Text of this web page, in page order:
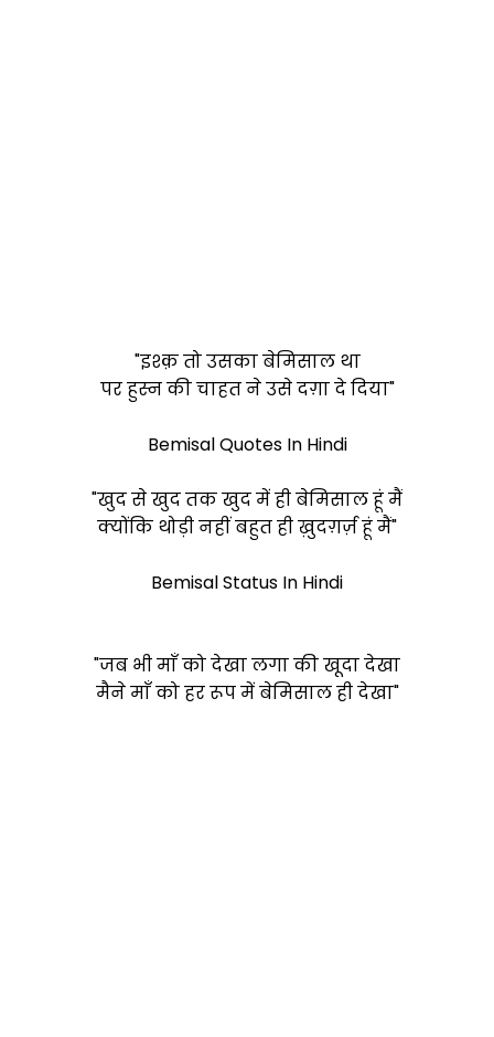
"इश्क़ तो उसकाबेमिसालथा
पर हुस्न की चाहत ने उसे दग़ा दे दिया"
Bemisal Quotes In Hindi
"खुद से खुद तक खुद में हीबेमिसालहूं मैं
क्योंकि थोड़ी नहीं बहुत ही ख़ुदग़र्ज़ हूं मैं"
Bemisal Status In Hindi
"जब भी माँ को देखा लगा की खूदा देखा
मैने माँ को हर रूप मेंबेमिसालही देखा"